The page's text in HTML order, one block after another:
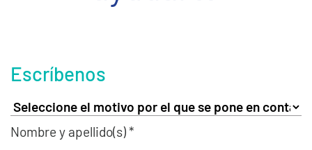
Escríbenos
Nombre y apellido(s) *